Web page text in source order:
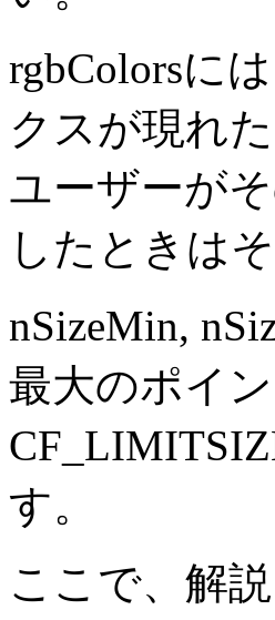
rgbColorsに
クスが現れ
ユーザーが
したときは
nSizeMin,
最大のポイ
す。
ここで、解